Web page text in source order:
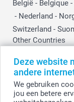
Deze website
andere
We gebruiken
jou een betere
België - Belgique -
- Nederland -
Switzerland -
Other Countries
Alle prijzen zijn in